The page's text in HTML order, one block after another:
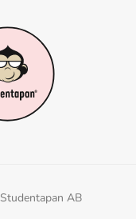
Studentapan AB